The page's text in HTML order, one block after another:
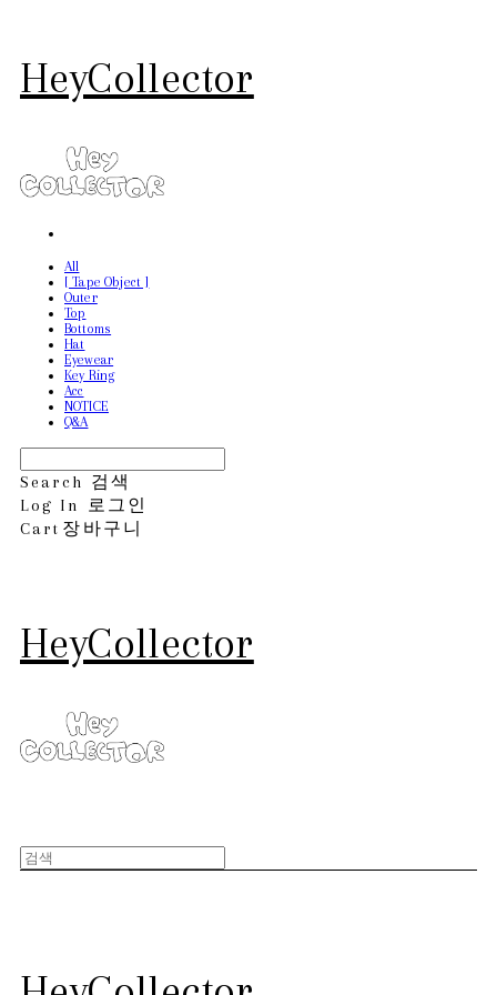
HeyCollector
All
[ Tape Object ]
Outer
Top
Bottoms
Hat
Eyewear
Key Ring
Acc
NOTICE
Q&A
Search 검색
Log In
로그인
Cart 장바구니
HeyCollector